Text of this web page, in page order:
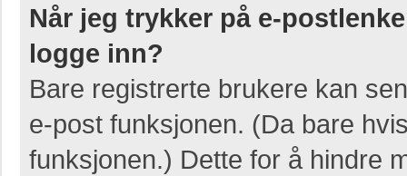
Når jeg trykker på e-
logge inn?
Bare registrerte brukere kan
e-post funksjonen. (Da bare
funksjonen.) Dette for å hindre